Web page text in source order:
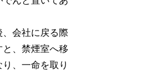
会社に戻る際
、禁煙室へ移
、一命を取り